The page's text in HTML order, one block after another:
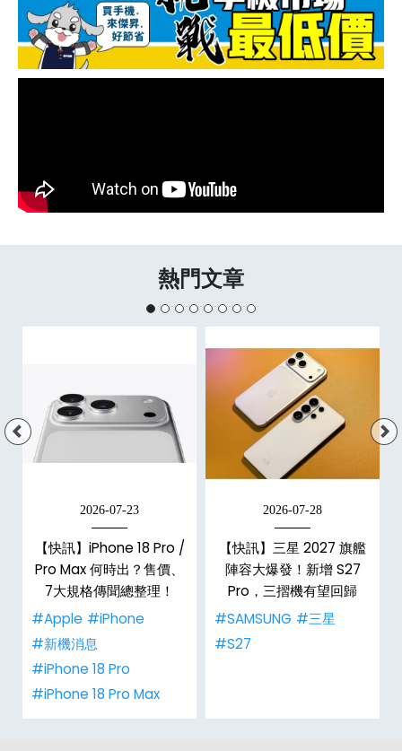
熱門文章
2026-07-23
【快訊】iPhone 18 Pro /
Pro Max 何時出？售價、
7大規格傳聞總整理！
#Apple #iPhone
#新機消息
#iPhone 18 Pro
#iPhone 18 Pro Max
2026-07-28
【快訊】三星 2027 旗艦
陣容大爆發！新增 S27
Pro，三摺機有望回歸
#SAMSUNG #三星
#S27